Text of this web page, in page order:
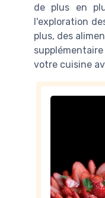
de plus en
l'exploration
plus, des
votre cuisine